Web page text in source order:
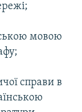
мовою
справи в